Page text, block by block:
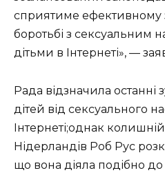
сприятиме ефективному
боротьбі з сексуальним
дітьми в Інтернеті», —
Рада відзначила останні
дітей від сексуального
Інтернеті;однак
Нідерландів Роб Рус
що вона діяла подібно до